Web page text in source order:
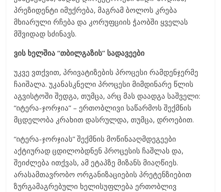
პრეზიდენტი იმუქრება, მაგრამ ბოლოს კრება
მხიარული რჩება და კორუფციის ჭაობში ყველას
მშვიდად სძინავს.
ვის ხელშია “თბილგაზის” სადავეები
უკვე ვთქვით, პრივატიზების პროცესი რამდენჯერმე
ჩაიშალა. უკანასკნელი პროცესი მიმდინარე წლის
აგვისტოში შედგა, თუმცა, არც მას დაადგა საშველი:
“იტერა-ჯორჯია” – ერთობლივი საწარმოს შექმნის
მცდელობა კრახით დასრულდა, თუმცა, დროებით.
“იტერა-ჯორჯიას” შექმნის მოწინააღმდეგეები
აქტიურად ცდილობდნენ პროცესის ჩაშლას და,
შეიძლება ითქვას, ამ ეტაპზე მიზანს მიაღწიეს.
არასამთავრობო ორგანიზაციების პრეტენზიებით
ზურგამაგრებული ხელისუფლება ერთობლივ